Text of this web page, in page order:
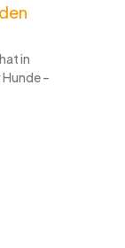
in
–